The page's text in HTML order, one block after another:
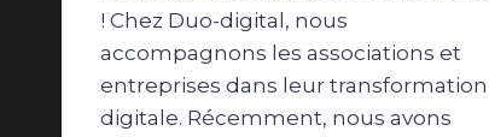
! Chez Duo-digital, nous
accompagnons les associations et
entreprises dans leur transformation
digitale. Récemment, nous avons